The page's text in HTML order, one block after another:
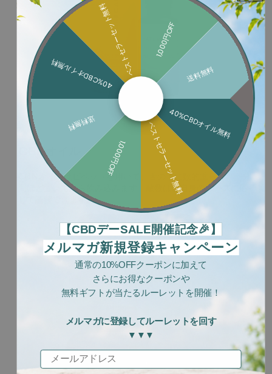
CBNオイル
CBNオイルはピペットを用いて、舌の下に数的垂らし、一分
間ほど置いてから飲み込みます。敵数はご自身のニーズに応
じて調整できます。
CBNオイルをチェック
1,000円OFF
送料無料
40%CBDオイル無料
ベストセラーセット無料
1,000円OFF
送料無料
40%CBDオイル無料
ベストセラーセット無料
【CBDデーSALE開催記念🎉】
メルマガ新規登録キャンペーン
通常の10%OFFクーポンに加えて
さらにお得なクーポンや
無料ギフトが当たるルーレットを開催！
メルマガに登録してルーレットを回す
▼▼▼
メールアドレス